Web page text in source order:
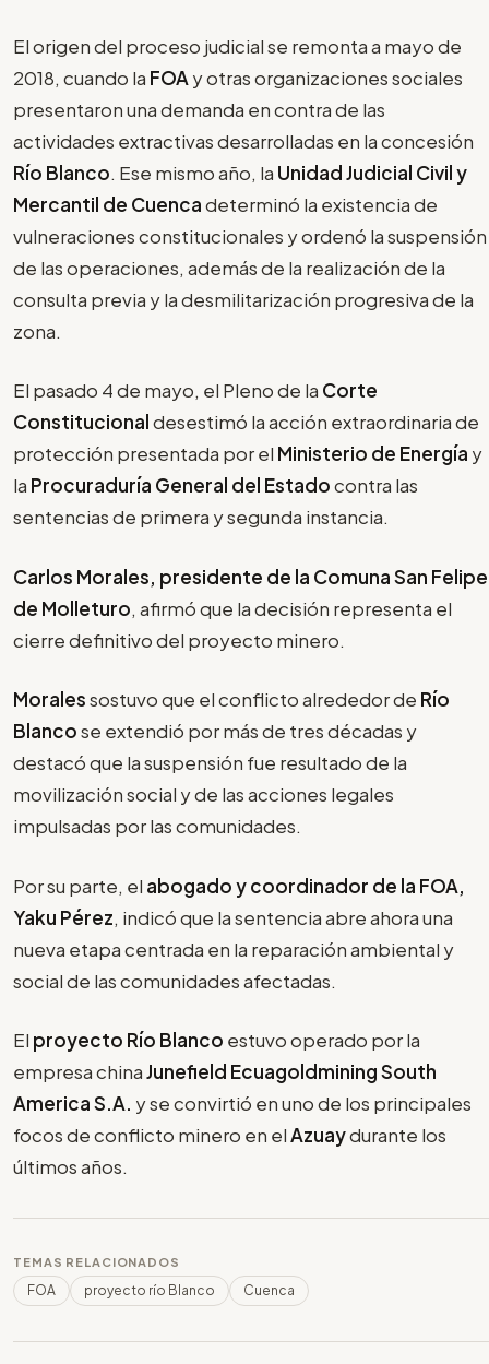
El origen del proceso judicial se remonta a mayo de
2018, cuando la FOA y otras organizaciones sociales
presentaron una demanda en contra de las
actividades extractivas desarrolladas en la concesión
Río Blanco. Ese mismo año, la Unidad Judicial Civil y
Mercantil de Cuencadeterminó la existencia de
vulneraciones constitucionales y ordenó la suspensión
de las operaciones, además de la realización de la
consulta previa y la desmilitarización progresiva de la
zona.
El pasado 4 de mayo, el Pleno de la Corte
Constitucionaldesestimó la acción extraordinaria de
protección presentada por el Ministerio de Energía y
la Procuraduría General del Estadocontra las
sentencias de primera y segunda instancia.
Carlos Morales, presidente de la Comuna San Felipe
de Molleturo, afirmó que la decisión representa el
cierre definitivo del proyecto minero.
Moralessostuvo que el conflicto alrededor de Río
Blancose extendió por más de tres décadas y
destacó que la suspensión fue resultado de la
movilización social y de las acciones legales
impulsadas por las comunidades.
Por su parte, el abogado y coordinador de la FOA,
Yaku Pérez, indicó que la sentencia abre ahora una
nueva etapa centrada en la reparación ambiental y
social de las comunidades afectadas.
El proyecto Río Blanco estuvo operado por la
empresa chinaJunefield Ecuagoldmining South
America S.A. y se convirtió en uno de los principales
focos de conflicto minero en elAzuaydurante los
últimos años.
TEMAS RELACIONADOS
FOA proyecto río Blanco Cuenca